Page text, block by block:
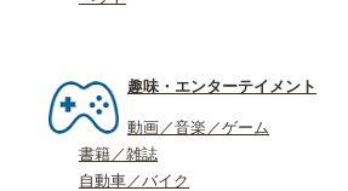
趣味・エンターテイメント
動画／音楽／ゲーム
書籍／雑誌
自動車／バイク